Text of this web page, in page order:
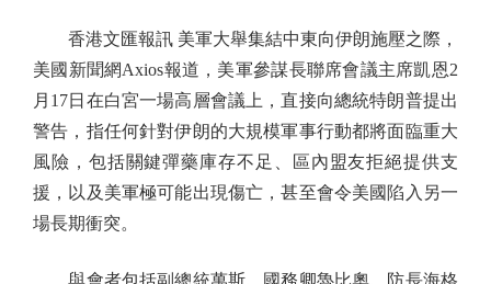
香港文匯報訊 美軍大舉集結中東向伊朗施壓之際，
美國新聞網Axios報道，美軍參謀長聯席會議主席凱恩2
月17日在白宮一場高層會議上，直接向總統特朗普提出
警告，指任何針對伊朗的大規模軍事行動都將面臨重大
風險，包括關鍵彈藥庫存不足、區內盟友拒絕提供支
援，以及美軍極可能出現傷亡，甚至會令美國陷入另一
場長期衝突。
與會者包括副總統萬斯、國務卿魯比奧、防長海格